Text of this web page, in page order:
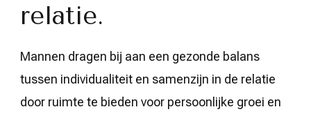
relatie.
Mannen dragen bij aan een gezonde balans
tussen individualiteit en samenzijn in de relatie
door ruimte te bieden voor persoonlijke groei en